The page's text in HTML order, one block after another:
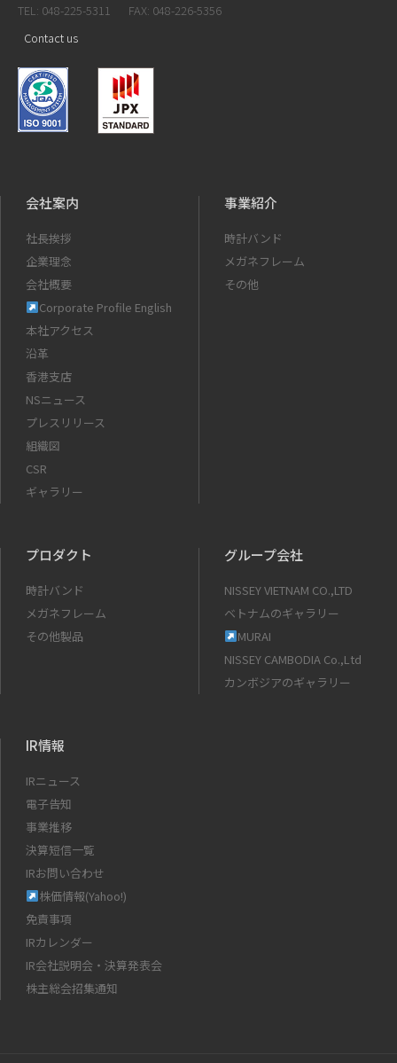
TEL: 048-225-5311
FAX: 048-226-5356
Contact us
会社案内
社長挨拶
企業理念
会社概要
Corporate Profile English
本社アクセス
沿革
香港支店
NSニュース
プレスリリース
組織図
CSR
ギャラリー
事業紹介
時計バンド
メガネフレーム
その他
プロダクト
時計バンド
メガネフレーム
その他製品
グループ会社
NISSEY VIETNAM CO.,LTD
ベトナムのギャラリー
MURAI
NISSEY CAMBODIA Co.,Ltd
カンボジアのギャラリー
IR情報
IRニュース
電子告知
事業推移
決算短信一覧
IRお問い合わせ
株価情報(Yahoo!)
免責事項
IRカレンダー
IR会社説明会・決算発表会
株主総会招集通知